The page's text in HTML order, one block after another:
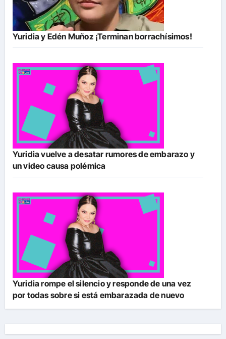
Yuridia y Edén Muñoz ¡Terminan borrachísimos!
Yuridia vuelve a desatar rumores de embarazo y
un video causa polémica
Yuridia rompe el silencio y responde de una vez
por todas sobre si está embarazada de nuevo